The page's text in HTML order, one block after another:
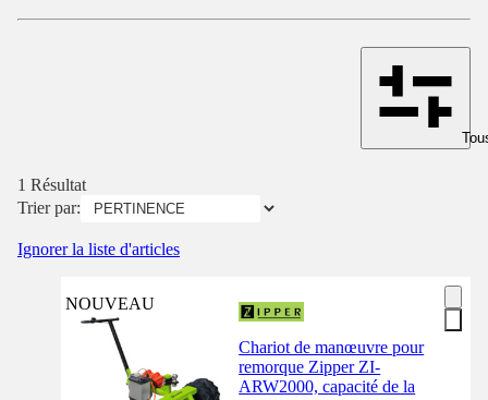
1 Résultat
Trier par:
Ignorer la liste d'articles
NOUVEAU
Chariot de manœuvre pour
remorque Zipper ZI-
ARW2000, capacité de la